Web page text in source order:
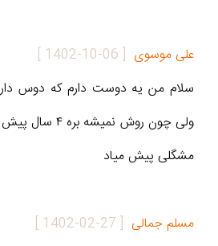
علی موسوی [
1402-10-06
]
سلام من یه دوست دارم که دوس
ولی چون روش
مشگلی پیش میاد
مسلم جمالی [
1402-02-27
]